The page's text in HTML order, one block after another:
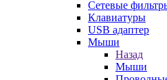
Сетевые
Клавиатуры
USB адаптер
Мыши
Назад
Мыши